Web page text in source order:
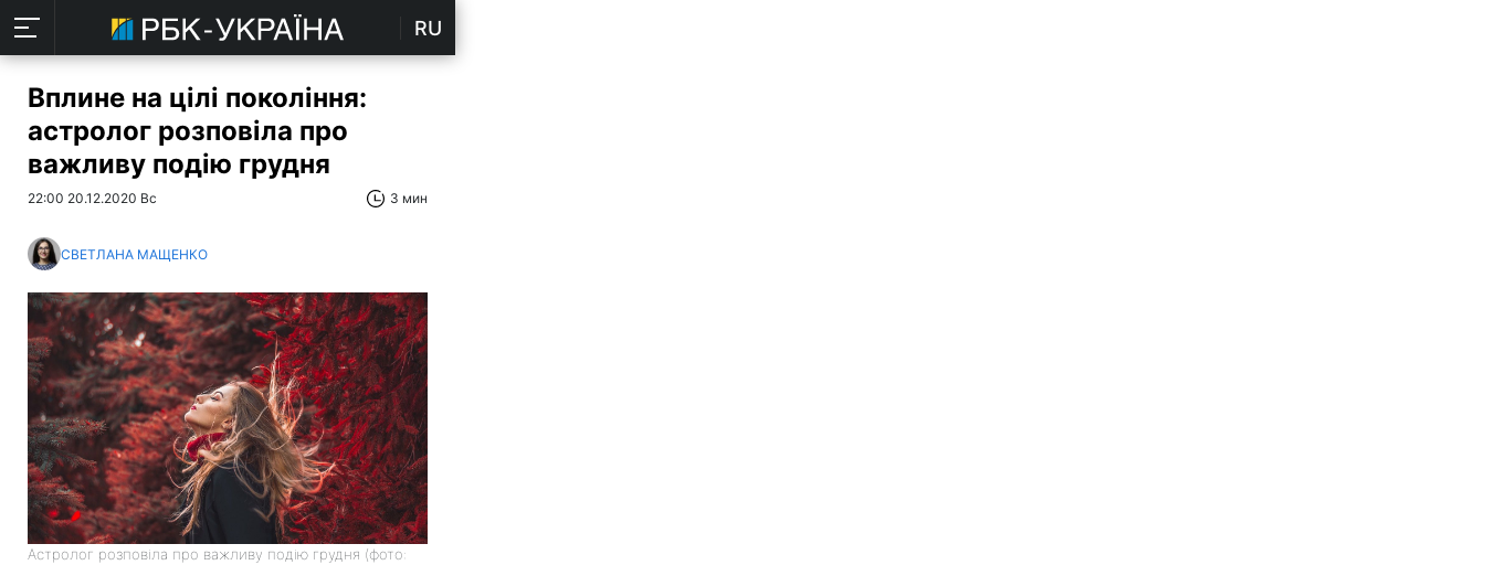
RU
Вплине на цілі покоління:
астролог розповіла про
важливу подію грудня
22:00 20.12.2020 Вс 3 мин
СВЕТЛАНА МАЩЕНКО
Астролог розповіла про важливу подію грудня (фото: